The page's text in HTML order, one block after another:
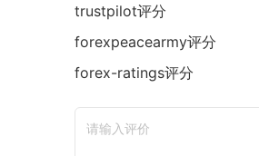
trustpilot评分
forexpeacearmy评分
forex-ratings评分